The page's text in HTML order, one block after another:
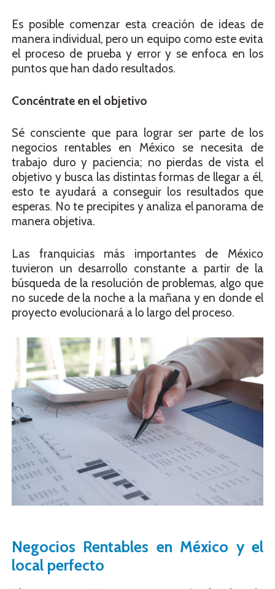
Es posible comenzar esta creación de ideas de
manera individual, pero un equipo como este evita
el proceso de prueba y error y se enfoca en los
puntos que han dado resultados.
Concéntrate en el objetivo
Sé consciente que para lograr ser parte de los
negocios rentables en México se necesita de
trabajo duro y paciencia; no pierdas de vista el
objetivo y busca las distintas formas de llegar a él,
esto te ayudará a conseguir los resultados que
esperas. No te precipites y analiza el panorama de
manera objetiva.
Las franquicias más importantes de México
tuvieron un desarrollo constante a partir de la
búsqueda de la resolución de problemas, algo que
no sucede de la noche a la mañana y en donde el
proyecto evolucionará a lo largo del proceso.
Negocios Rentables en México y el
local perfecto